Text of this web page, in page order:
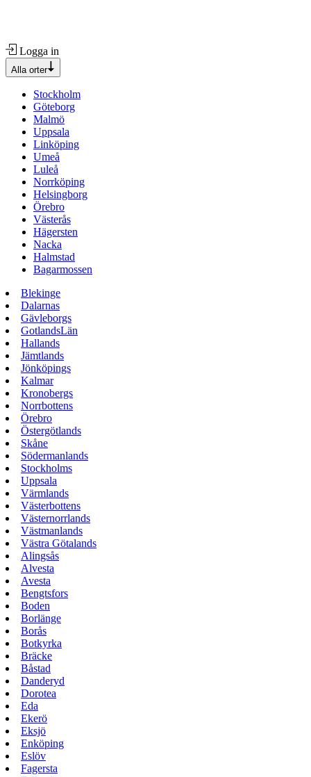
Logga in
Alla orter
Stockholm
Göteborg
Malmö
Uppsala
Linköping
Umeå
Luleå
Norrköping
Helsingborg
Örebro
Västerås
Hägersten
Nacka
Halmstad
Bagarmossen
Blekinge
Dalarnas
Gävleborgs
GotlandsLän
Hallands
Jämtlands
Jönköpings
Kalmar
Kronobergs
Norrbottens
Örebro
Östergötlands
Skåne
Södermanlands
Stockholms
Uppsala
Värmlands
Västerbottens
Västernorrlands
Västmanlands
Västra Götalands
Alingsås
Alvesta
Avesta
Bengtsfors
Boden
Borlänge
Borås
Botkyrka
Bräcke
Båstad
Danderyd
Dorotea
Eda
Ekerö
Eksjö
Enköping
Eslöv
Fagersta